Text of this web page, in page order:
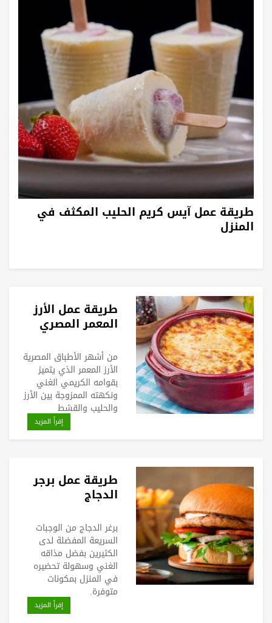
طريقة عمل آيس كريم الحليب المكثف في
المنزل
طريقة عمل الأرز
المعمر المصري
من أشهر الأطباق المصرية
الأرز المعمر الذي يتميز
بقوامه الكريمي الغني
ونكهته الممزوجة بين الأرز
والحليب والقشط
إقرأ المزيد
طريقة عمل برجر
الدجاج
برغر الدجاج من الوجبات
السريعة المفضلة لدى
الكثيرين بفضل مذاقه
الغني وسهولة تحضيره
في المنزل بمكونات
متوفرة.
إقرأ المزيد